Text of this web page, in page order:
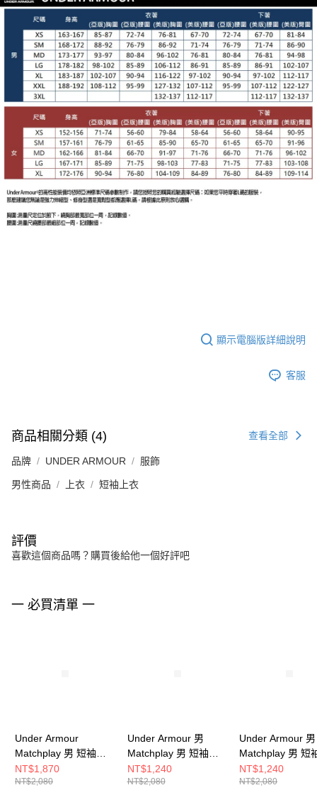
顯示電腦版詳細說明
客服
商品相關分類 (4) 查看全部
品牌 UNDER ARMOUR 服飾
男性商品 上衣 短袖上衣
評價
喜歡這個商品嗎？購買後給他一個好評吧
一 必買清單 一
Under Armour
Matchplay 男 短袖
POLO 6009799-001
NT$1,870
NT$2,080
Under Armour 男
Matchplay 男 短袖
POLO 1377374-044
NT$1,240
NT$2,080
Under Armour 男
Matchplay 男 短
POLO 1377374-
NT$1,240
NT$2,080